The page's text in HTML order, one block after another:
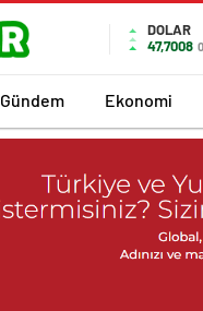
DOLAR
47,7008
Gündem Ekonomi